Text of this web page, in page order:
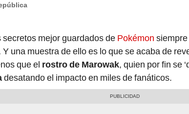
secretos mejor guardados de Pokémon
Y una muestra de ello es lo que se acaba de
que el rostro de Marowak, quien por fin se
desatando el impacto en miles de fanáticos.